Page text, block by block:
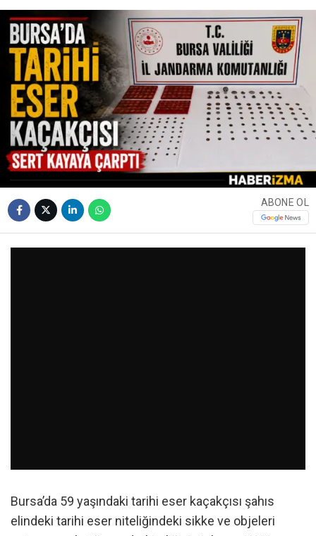
ABONE OL
Bursa’da 59 yaşındaki tarihi eser kaçakçısı şahıs
elindeki tarihi eser niteliğindeki sikke ve objeleri